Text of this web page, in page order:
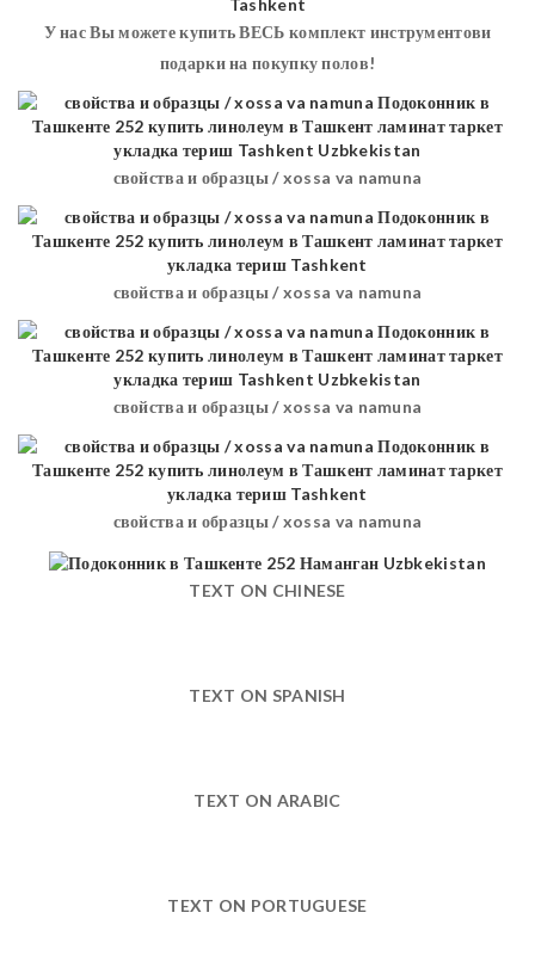
У нас Вы можете купить ВЕСЬ комплект инструментови
подарки на покупку полов!
свойства и образцы / xossa va namuna
свойства и образцы / xossa va namuna
свойства и образцы / xossa va namuna
свойства и образцы / xossa va namuna
TEXT ON CHINESE
TEXT ON SPANISH
TEXT ON ARABIC
TEXT ON PORTUGUESE